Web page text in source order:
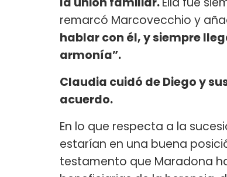
remarcó Marcovecchio y
hablar con él, y siempre
armonía”.
Claudia cuidó de Diego y
acuerdo.
En lo que respecta a la
estarían en una buena
testamento que Maradona